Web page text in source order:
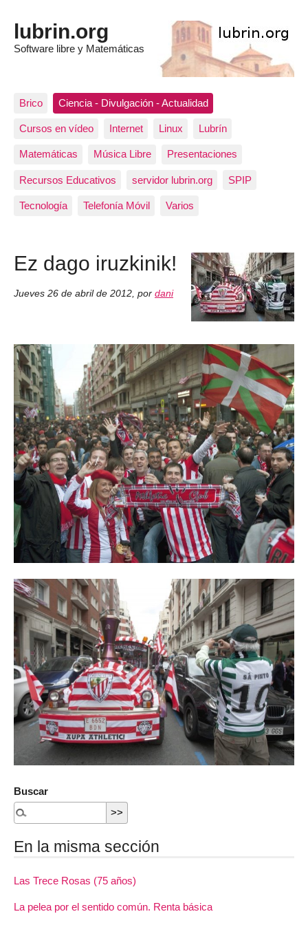
lubrin.org
Software libre y Matemáticas
Brico Ciencia - Divulgación - Actualidad
Cursos en vídeo Internet Linux Lubrín
Matemáticas Música Libre Presentaciones
Recursos Educativos servidor lubrin.org SPIP
Tecnología Telefonía Móvil Varios
Ez dago iruzkinik!
Jueves 26 de abril de 2012, por dani
Buscar
En la misma sección
Las Trece Rosas (75 años)
La pelea por el sentido común. Renta básica